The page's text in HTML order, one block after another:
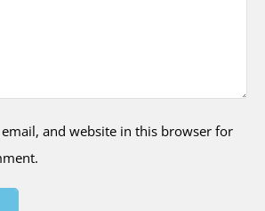
and website in this browser for